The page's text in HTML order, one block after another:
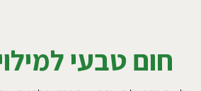
חום טבעי